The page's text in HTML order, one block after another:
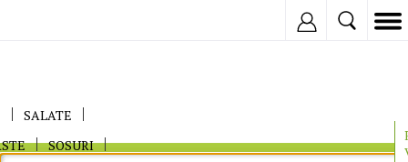
SALATE
SOSURI